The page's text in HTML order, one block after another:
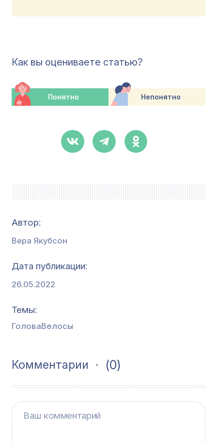
Как вы оцениваете статью?
Понятно Непонятно
Автор:
Вера Якубсон
Дата публикации
26.05.2022
Темы
ГоловаВолосы
Комментарии (0)